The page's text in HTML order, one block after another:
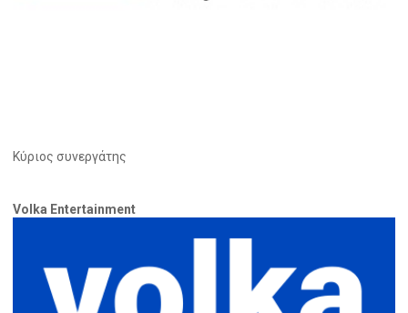
Κύριος συνεργάτης
Volka Entertainment